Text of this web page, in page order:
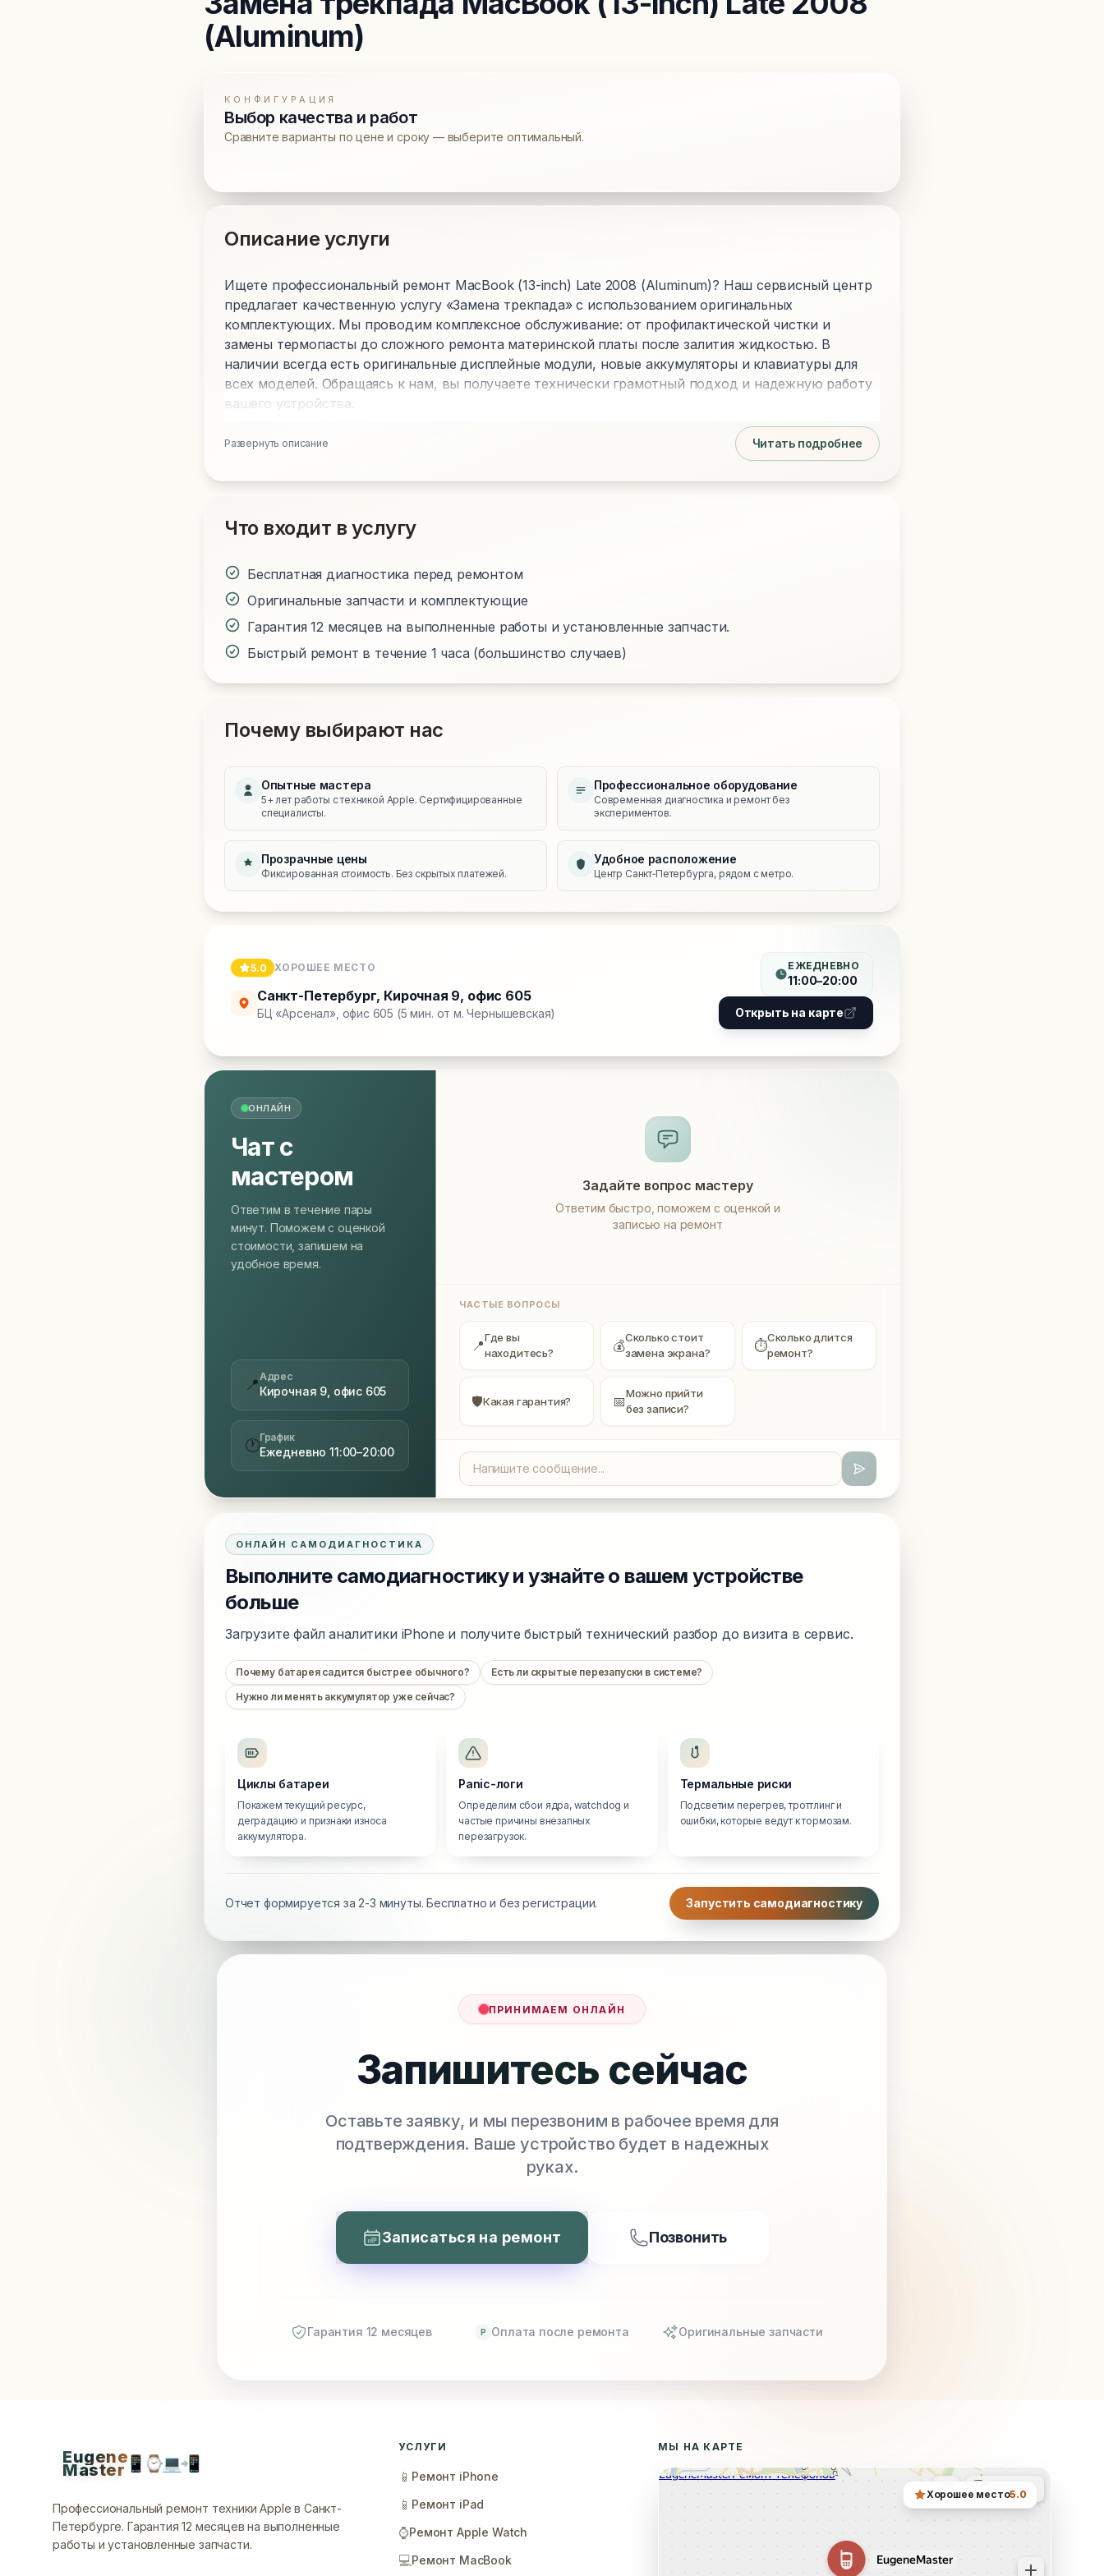
(Aluminum)
КОНФИГУРАЦИЯ
Выбор качества и работ
Сравните варианты по цене и сроку — выберите оптимальный.
Описание услуги
Ищете профессиональный ремонт MacBook (13-inch) Late 2008 (Aluminum)? Наш сервисный центр
предлагает качественную услугу «Замена трекпада» с использованием оригинальных
комплектующих. Мы проводим комплексное обслуживание: от профилактической чистки и
замены термопасты до сложного ремонта материнской платы после залития жидкостью. В
наличии всегда есть оригинальные дисплейные модули, новые аккумуляторы и клавиатуры для
всех моделей. Обращаясь к нам, вы получаете технически грамотный подход и надежную работу
вашего устройства.
Развернуть описание Читать подробнее
Что входит в услугу
Бесплатная диагностика перед ремонтом
Оригинальные запчасти и комплектующие
Гарантия 12 месяцев на выполненные работы и установленные запчасти.
Быстрый ремонт в течение 1 часа (большинство случаев)
Почему выбирают нас
Опытные мастера
5+ лет работы с техникой Apple. Сертифицированные
специалисты.
Профессиональное оборудование
Современная диагностика и ремонт без
экспериментов.
Прозрачные цены
Фиксированная стоимость. Без скрытых платежей.
Удобное расположение
Центр Санкт‑Петербурга, рядом с метро.
5.0 ХОРОШЕЕ МЕСТО
Санкт-Петербург, Кирочная 9, офис 605
БЦ «Арсенал», офис 605 (5 мин. от м. Чернышевская)
ЕЖЕДНЕВНО
11:00–20:00
Открыть на карте
ОНЛАЙН
Чат с
мастером
Ответим в течение пары
минут. Поможем с оценкой
стоимости, запишем на
удобное время.
📍Адрес
Кирочная 9, офис 605
🕐График
Ежедневно 11:00–20:00
Задайте вопрос мастеру
Ответим быстро, поможем с оценкой и
записью на ремонт
ЧАСТЫЕ ВОПРОСЫ
📍Где вы
находитесь?
💰Сколько стоит
замена экрана?
⏱Сколько длится
ремонт?
🛡Какая гарантия? 📅Можно прийти
без записи?
ОНЛАЙН САМОДИАГНОСТИКА
Выполните самодиагностику и узнайте о вашем устройстве
больше
Загрузите файл аналитики iPhone и получите быстрый технический разбор до визита в сервис.
Почему батарея садится быстрее обычного?
Есть ли скрытые перезапуски в системе?
Нужно ли менять аккумулятор уже сейчас?
Циклы батареи
Покажем текущий ресурс,
деградацию и признаки износа
аккумулятора.
Panic-логи
Определим сбои ядра, watchdog и
частые причины внезапных
перезагрузок.
Термальные риски
Подсветим перегрев, троттлинг и
ошибки, которые ведут к тормозам.
Отчет формируется за 2-3 минуты. Бесплатно и без регистрации. Запустить самодиагностику
ПРИНИМАЕМ ОНЛАЙН
Запишитесь сейчас
Оставьте заявку, и мы перезвоним в рабочее время для
подтверждения. Ваше устройство будет в надежных
руках.
Записаться на ремонт Позвонить
Гарантия 12 месяцев P Оплата после ремонта Оригинальные запчасти
Eugene
Master📱 ⌚💻📲
Профессиональный ремонт техники Apple в Санкт-
Петербурге. Гарантия 12 месяцев на выполненные
работы и установленные запчасти.
УСЛУГИ
📱 Ремонт iPhone
📱 Ремонт iPad
⌚Ремонт Apple Watch
💻Ремонт MacBook
МЫ НА КАРТЕ
Хорошее место5.0